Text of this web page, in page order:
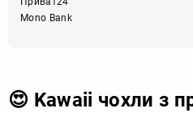
Mono Bank
😍 Kawaii чохли з